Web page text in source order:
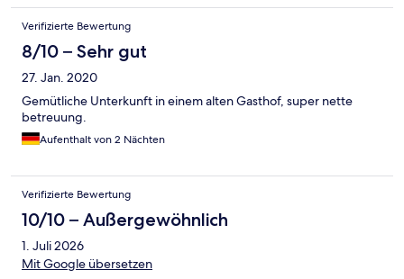
Verifizierte Bewertung
8/10 – Sehr gut
27. Jan. 2020
Gemütliche Unterkunft in einem alten Gasthof, super nette
betreuung.
Aufenthalt von 2 Nächten
Verifizierte Bewertung
10/10 – Außergewöhnlich
1. Juli 2026
Mit Google übersetzen